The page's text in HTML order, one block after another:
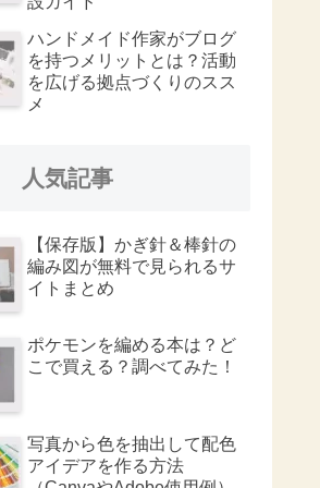
ハンドメイド作家がブログ
を持つメリットとは？活動
を広げる拠点づくりのスス
メ
人気記事
【保存版】かぎ針＆棒針の
編み図が無料で見られるサ
イトまとめ
ポケモンを編める本は？ど
こで買える？調べてみた！
写真から色を抽出して配色
アイデアを作る方法